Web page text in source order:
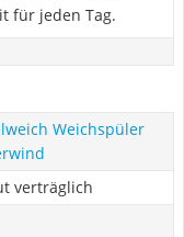
für jeden Tag.
Weichspüler
verträglich